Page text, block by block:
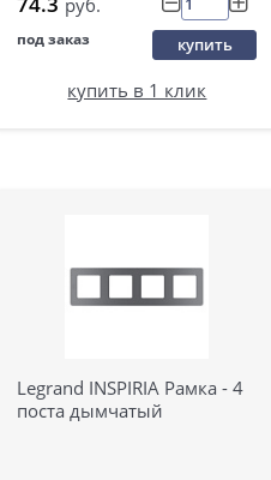
руб.
под заказ купить
купить в 1 клик
Legrand INSPIRIA Рамка - 4
поста дымчатый